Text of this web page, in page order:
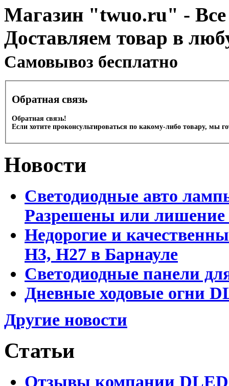
Магазин "twuo.ru" - Все
Доставляем товар в
Cамовывоз бесплатно
Обратная связь
Обратная связь!
Если хотите проконсультироваться по какому-либо товару, мы
Новости
Светодиодные авто
Разрешены или лишение
Недорогие и
Н3, Н27 в Барнауле
Светодиодные панели
Дневные ходовые огни
Другие новости
Статьи
Отзывы компании DLED